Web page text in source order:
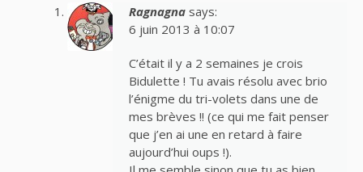
Ragnagna says:
6 juin 2013 à 10:07
C’était il y a 2 semaines je crois
Bidulette ! Tu avais résolu avec brio
l’énigme du tri-volets dans une de
mes brèves !! (ce qui me fait penser
que j’en ai une en retard à faire
aujourd’hui oups !).